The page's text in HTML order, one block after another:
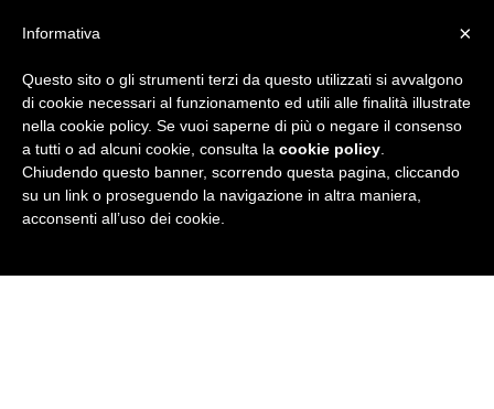
i
×
Informativa
Questo sito o gli strumenti terzi da questo utilizzati si avvalgono
di cookie necessari al funzionamento ed utili alle finalità illustrate
nella cookie policy. Se vuoi saperne di più o negare il consenso
a tutti o ad alcuni cookie, consulta la cookie policy
Chiudendo questo banner, scorrendo questa pagina, cliccando
su un link o proseguendo la navigazione in altra maniera,
acconsenti all’uso dei cookie.